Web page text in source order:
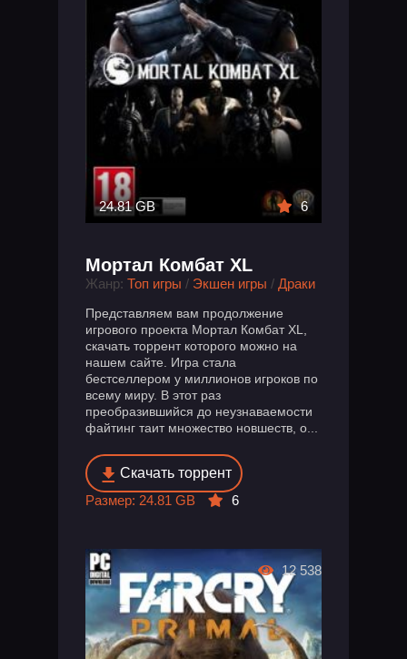
24.81 GB 6
Мортал Комбат XL
Жанр: Топ игры / Экшен игры / Драки
Представляем вам продолжение
игрового проекта Мортал Комбат XL,
скачать торрент которого можно на
нашем сайте. Игра стала
бестселлером у миллионов игроков по
всему миру. В этот раз
преобразившийся до неузнаваемости
файтинг таит множество новшеств, о...
Скачать торрент
Размер: 24.81 GB
6
12 538